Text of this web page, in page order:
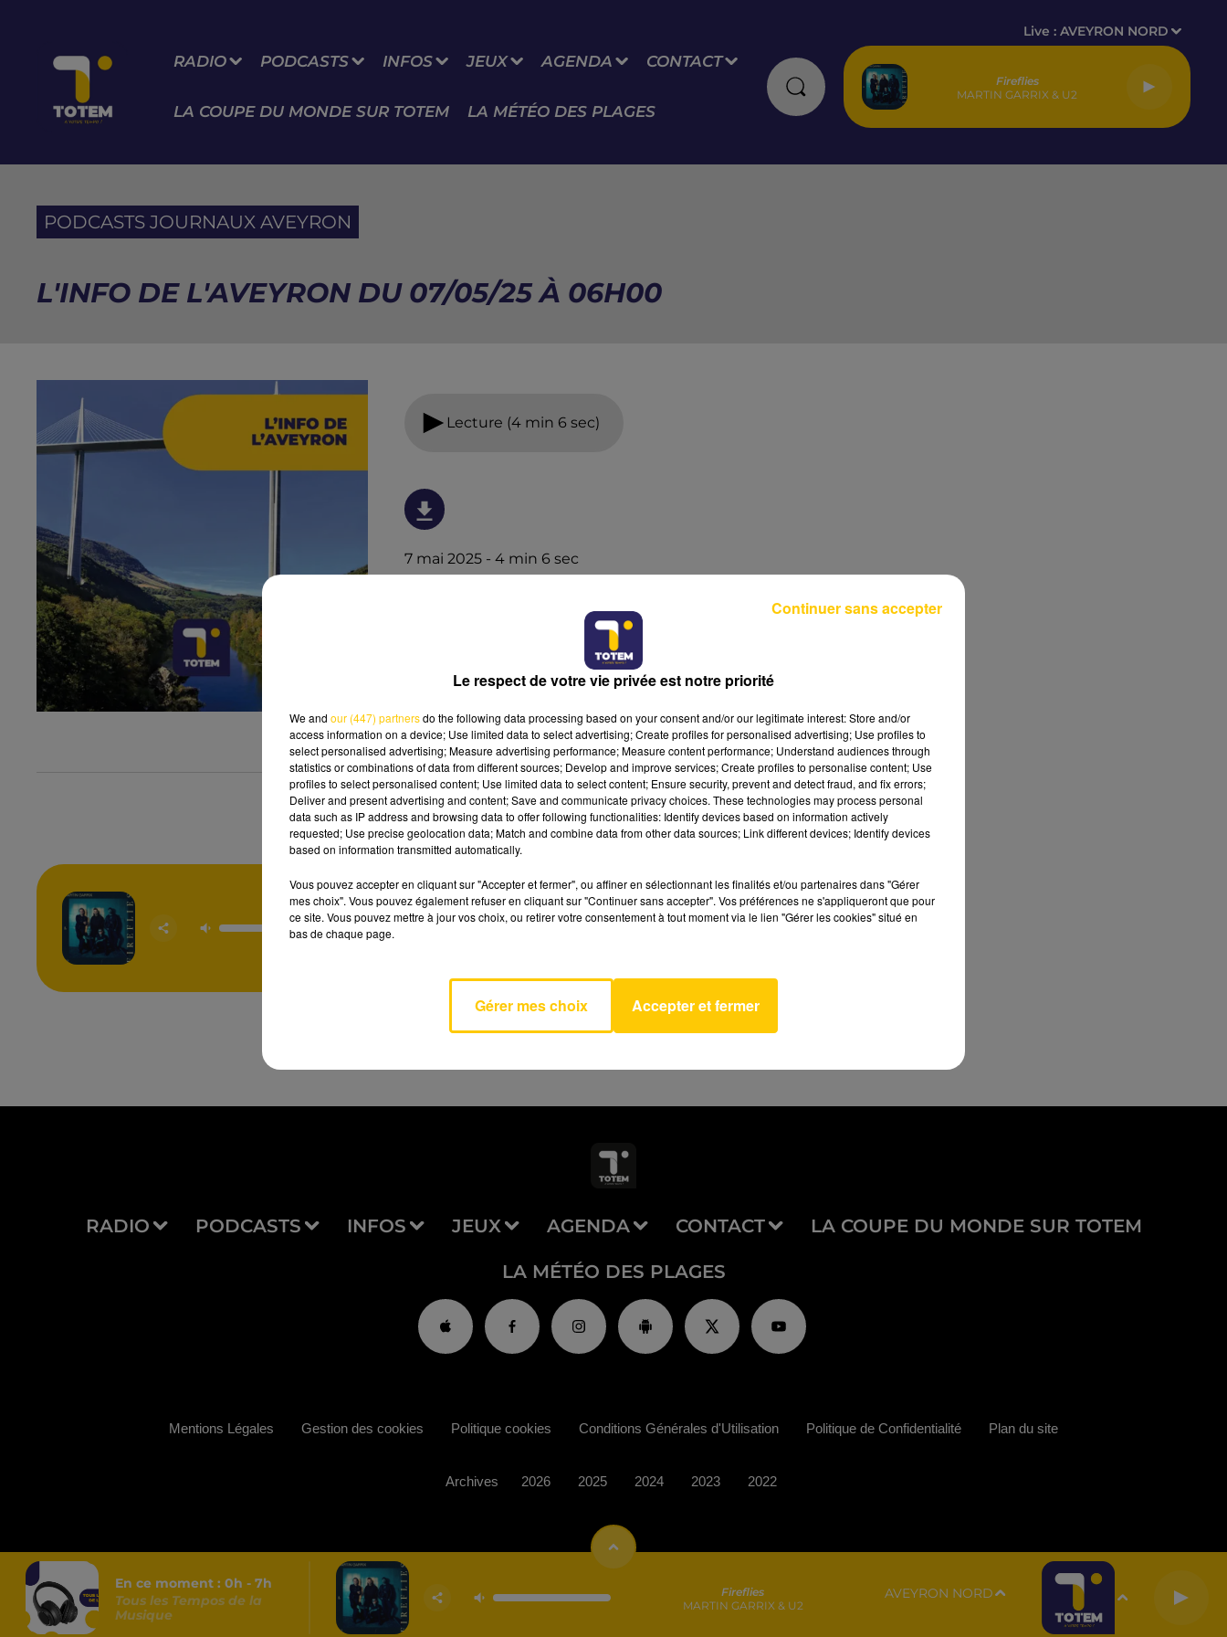
RADIO PODCASTS INFOS JEUX AGENDA CONTACT
LA COUPE DU MONDE SUR TOTEM LA MÉTÉO DES PLAGES
Live :AVEYRON NORD
Fireflies
MARTIN GARRIX & U2
PODCASTS JOURNAUX AVEYRON
L'INFO DE L'AVEYRON DU 07/05/25 À 06H00
Lecture (4 min 6 sec)
7 mai 2025 - 4 min 6 sec
Fireflies
MARTIN GARRIX
& U2
AVEYRON NORD
RADIO PODCASTS INFOS JEUX AGENDA CONTACT LA COUPE DU MONDE SUR TOTEM
LA MÉTÉO DES PLAGES
En ce moment : 0h - 7h
Tous les Tempos de la
Musique
Fireflies
MARTIN GARRIX & U2
AVEYRON NORD
Mentions Légales Gestion des cookies Politique cookies Conditions Générales d'Utilisation Politique de Confidentialité Plan du site
Archives 2026 2025 2024 2023 2022
Le respect de votre vie privée est notre priorité
We and our (447) partnersdo the following data processing based on your consent and/or our legitimate interest: Store and/or
access information on a device; Use limited data to select advertising; Create profiles for personalised advertising; Use profiles to
select personalised advertising; Measure advertising performance; Measure content performance; Understand audiences through
statistics or combinations of data from different sources; Develop and improve services; Create profiles to personalise content; Use
profiles to select personalised content; Use limited data to select content; Ensure security, prevent and detect fraud, and fix errors;
Deliver and present advertising and content; Save and communicate privacy choices. These technologies may process personal
data such as IP address and browsing data to offer following functionalities: Identify devices based on information actively
requested; Use precise geolocation data; Match and combine data from other data sources; Link different devices; Identify devices
based on information transmitted automatically.
Vous pouvez accepter en cliquant sur "Accepter et fermer", ou affiner en sélectionnant les finalités et/ou partenaires dans "Gérer
mes choix". Vous pouvez également refuser en cliquant sur "Continuer sans accepter". Vos préférences ne s'appliqueront que pour
ce site. Vous pouvez mettre à jour vos choix, ou retirer votre consentement à tout moment via le lien "Gérer les cookies" situé en
bas de chaque page.
Gérer mes choix Accepter et fermer
Continuer sans accepter